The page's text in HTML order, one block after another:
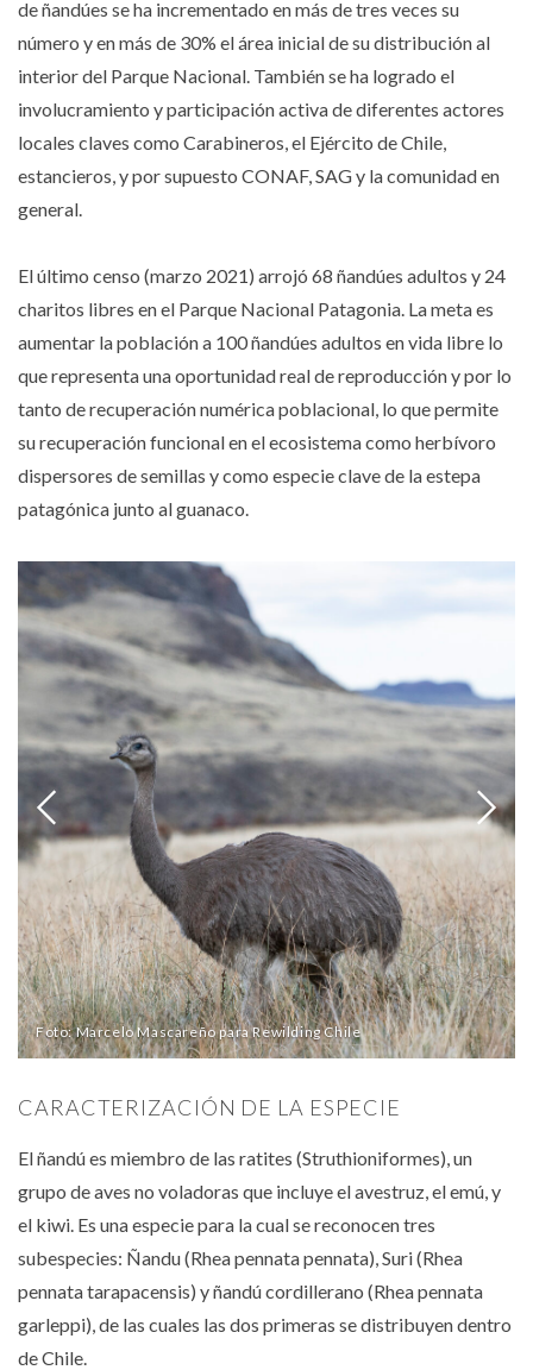
de ñandúes se ha incrementado en más de tres veces su
número y en más de 30% el área inicial de su distribución al
interior del Parque Nacional. También se ha logrado el
involucramiento y participación activa de diferentes actores
locales claves como Carabineros, el Ejército de Chile,
estancieros, y por supuesto CONAF, SAG y la comunidad en
general.
El último censo (marzo 2021) arrojó 68 ñandúes adultos y 24
charitos libres en el Parque Nacional Patagonia. La meta es
aumentar la población a 100 ñandúes adultos en vida libre lo
que representa una oportunidad real de reproducción y por lo
tanto de recuperación numérica poblacional, lo que permite
su recuperación funcional en el ecosistema como herbívoro
dispersores de semillas y como especie clave de la estepa
patagónica junto al guanaco.
Foto: Marcelo Mascareño para Rewilding Chile
CARACTERIZACIÓN DE LA ESPECIE
El ñandú es miembro de las ratites (Struthioniformes), un
grupo de aves no voladoras que incluye el avestruz, el emú, y
el kiwi. Es una especie para la cual se reconocen tres
subespecies: Ñandu (Rhea pennata pennata), Suri (Rhea
pennata tarapacensis) y ñandú cordillerano (Rhea pennata
garleppi), de las cuales las dos primeras se distribuyen dentro
de Chile.